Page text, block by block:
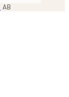
AB